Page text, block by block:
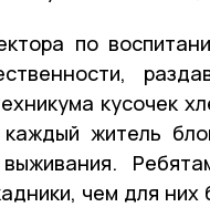
по
кусочек
житель
чем для них